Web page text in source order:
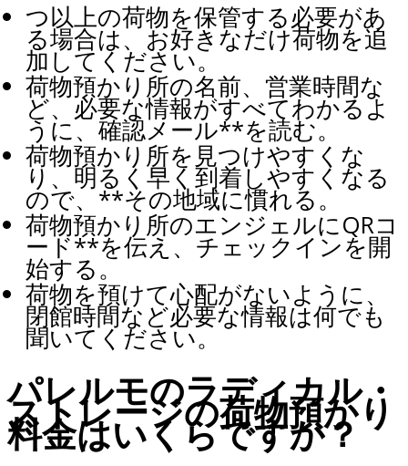
つ以上の荷物を保管する必要があ
る場合は、お好きなだけ荷物を追
加してください。
荷物預かり所の名前、営業時間な
ど、必要な情報がすべてわかるよ
うに、確認メール**を読む。
荷物預かり所を見つけやすくな
り、明るく早く到着しやすくなる
ので、**その地域に慣れる。
荷物預かり所のエンジェルにQRコ
ード**を伝え、チェックインを開
始する。
荷物を預けて心配がないように、
閉館時間など必要な情報は何でも
聞いてください。
パレルモのラディカル・
ストレージの荷物預かり
料金はいくらですか？